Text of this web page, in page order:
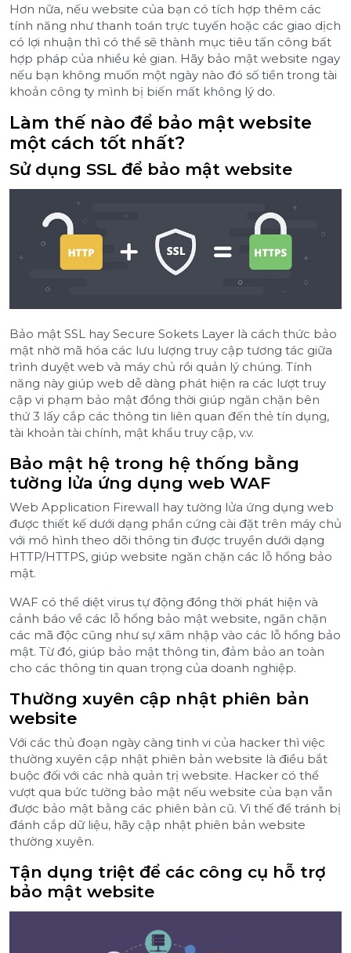
Hơn nữa, nếu website của bạn có tích hợp thêm các
tính năng như thanh toán trực tuyến hoặc các giao dịch
có lợi nhuận thì có thể sẽ thành mục tiêu tấn công bất
hợp pháp của nhiều kẻ gian. Hãy bảo mật website ngay
nếu bạn không muốn một ngày nào đó số tiền trong tài
khoản công ty mình bị biến mất không lý do.
Làm thế nào để bảo mật website
một cách tốt nhất?
Sử dụng SSL để bảo mật website
Bảo mật SSL hay Secure Sokets Layer là cách thức bảo
mật nhờ mã hóa các lưu lượng truy cập tương tác giữa
trình duyệt web và máy chủ rồi quản lý chúng. Tính
năng này giúp web dễ dàng phát hiện ra các lượt truy
cập vi phạm bảo mật đồng thời giúp ngăn chặn bên
thứ 3 lấy cắp các thông tin liên quan đến thẻ tín dụng,
tài khoản tài chính, mật khẩu truy cập, v.v.
Bảo mật hệ trong hệ thống bằng
tường lửa ứng dụng web WAF
Web Application Firewall hay tường lửa ứng dụng web
được thiết kế dưới dạng phần cứng cài đặt trên máy chủ
với mô hình theo dõi thông tin được truyền dưới dạng
HTTP/HTTPS, giúp website ngăn chặn các lỗ hổng bảo
mật.
WAF có thể diệt virus tự động đồng thời phát hiện và
cảnh báo về các lỗ hổng bảo mật website, ngăn chặn
các mã độc cũng như sự xâm nhập vào các lỗ hổng bảo
mật. Từ đó, giúp bảo mật thông tin, đảm bảo an toàn
cho các thông tin quan trọng của doanh nghiệp.
Thường xuyên cập nhật phiên bản
website
Với các thủ đoạn ngày càng tinh vi của hacker thì việc
thường xuyên cập nhật phiên bản website là điều bắt
buộc đối với các nhà quản trị website. Hacker có thể
vượt qua bức tường bảo mật nếu website của bạn vẫn
được bảo mật bằng các phiên bản cũ. Vì thế để tránh bị
đánh cắp dữ liệu, hãy cập nhật phiên bản website
thường xuyên.
Tận dụng triệt để các công cụ hỗ trợ
bảo mật website